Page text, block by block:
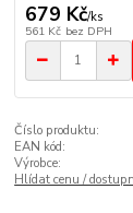
679 Kč/ks
561 Kč bez DPH
Číslo produktu:
EAN kód:
Výrobce:
Hlídat cenu /